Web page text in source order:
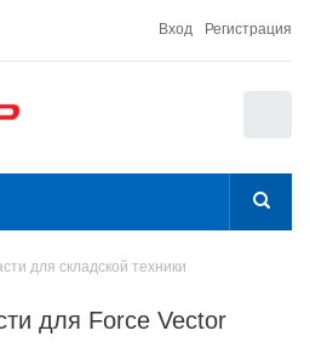
Вход Регистрация
для складской техники
для Force Vector